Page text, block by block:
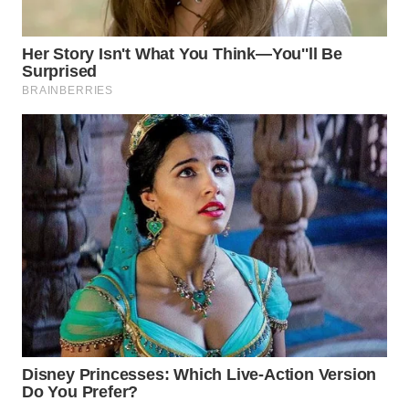
TIMUR
WN
SEMARANG
WN
SOLO
WN
BOROBUDUR
WN
MADURA
WN
SURABAYA